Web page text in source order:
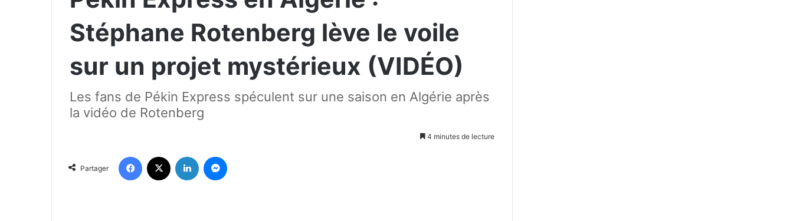
Stéphane Rotenberg lève le voile
sur un projet mystérieux (VIDÉO)
Les fans de Pékin Express spéculent sur une saison en Algérie après
la vidéo de Rotenberg
4 minutes de lecture
Partager